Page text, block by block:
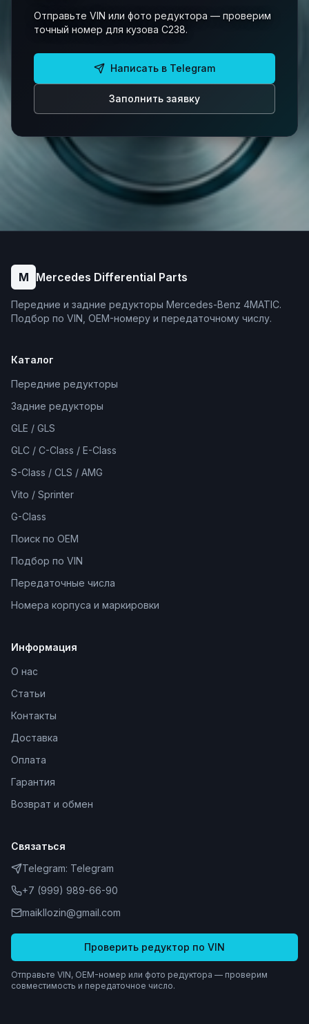
Отправьте VIN или фото редуктора — проверим
точный номер для кузова C238.
Написать в Telegram
Заполнить заявку
позиций в каталоге.
M Mercedes Differential Parts
Передние и задние редукторы Mercedes-Benz 4MATIC.
Подбор по VIN, OEM-номеру и передаточному числу.
Каталог
Передние редукторы
Задние редукторы
GLE / GLS
GLC / C-Class / E-Class
S-Class / CLS / AMG
Vito / Sprinter
G-Class
Поиск по OEM
Подбор по VIN
Передаточные числа
Номера корпуса и маркировки
Информация
О нас
Статьи
Контакты
Доставка
Оплата
Гарантия
Возврат и обмен
Связаться
Telegram: Telegram
+7 (999) 989-66-90
maikllozin@gmail.com
Проверить редуктор по VIN
Отправьте VIN, OEM-номер или фото редуктора — проверим
совместимость и передаточное число.